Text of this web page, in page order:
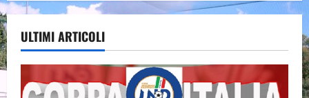
ULTIMI ARTICOLI